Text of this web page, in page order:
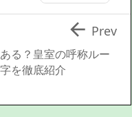
る？皇室の呼称ルー
を徹底紹介
 Prev